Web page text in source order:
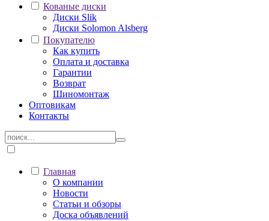
Кованые диски
Диски Slik
Диски Solomon Alsberg
Покупателю
Как купить
Оплата и доставка
Гарантии
Возврат
Шиномонтаж
Оптовикам
Контакты
Главная
О компании
Новости
Статьи и обзоры
Доска объявлений